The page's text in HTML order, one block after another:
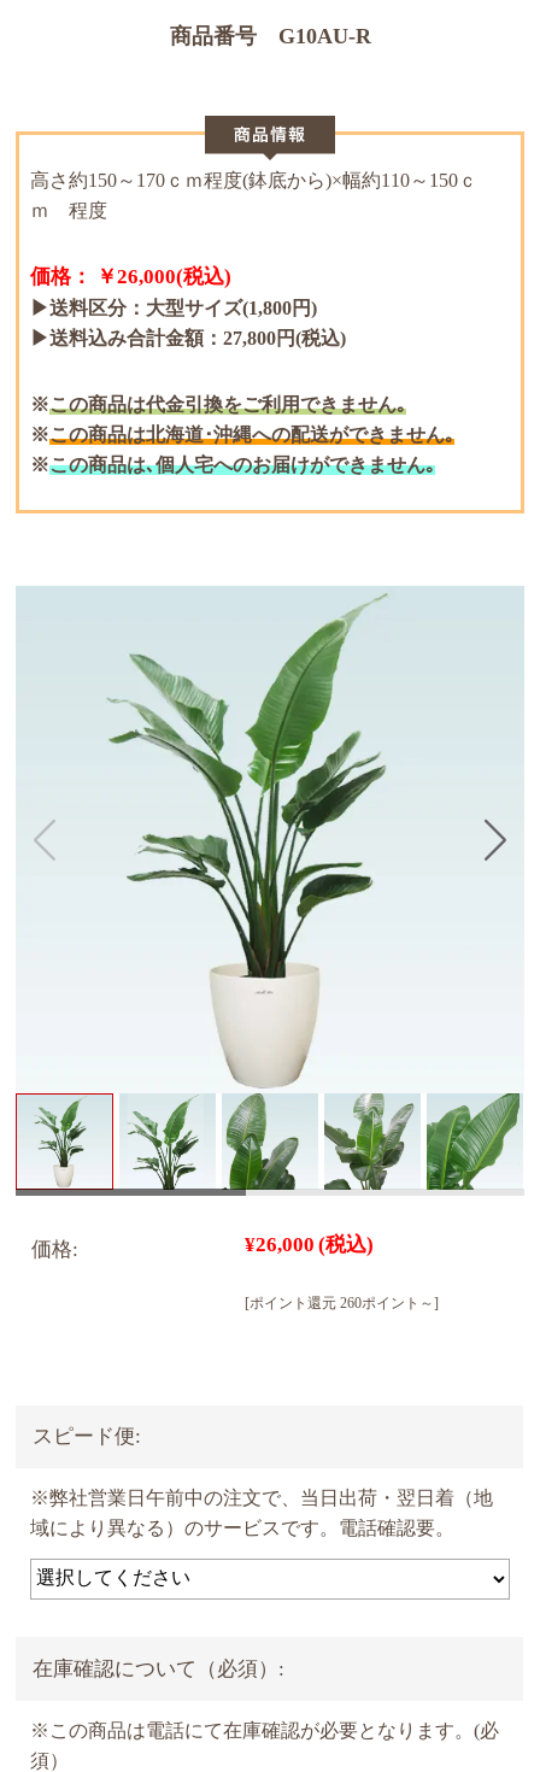
商品番号 G10AU-R
高さ約150～170ｃｍ程度(鉢底から)×幅約110～150ｃ
ｍ 程度
価格： ￥26,000(税込)
▶送料区分：大型サイズ(1,800円)
▶送料込み合計金額：27,800円(税込)
この商品は代金引換をご利用できません｡
この商品は北海道･沖縄への配送ができません｡
この商品は､個人宅へのお届けができません｡
価格: ¥26,000 (税込)
[ポイント還元 260ポイント～]
スピード便:
※弊社営業日午前中の注文で、当日出荷・翌日着（地
域により異なる）のサービスです。電話確認要。
在庫確認について（必須）:
※この商品は電話にて在庫確認が必要となります。(必
須）